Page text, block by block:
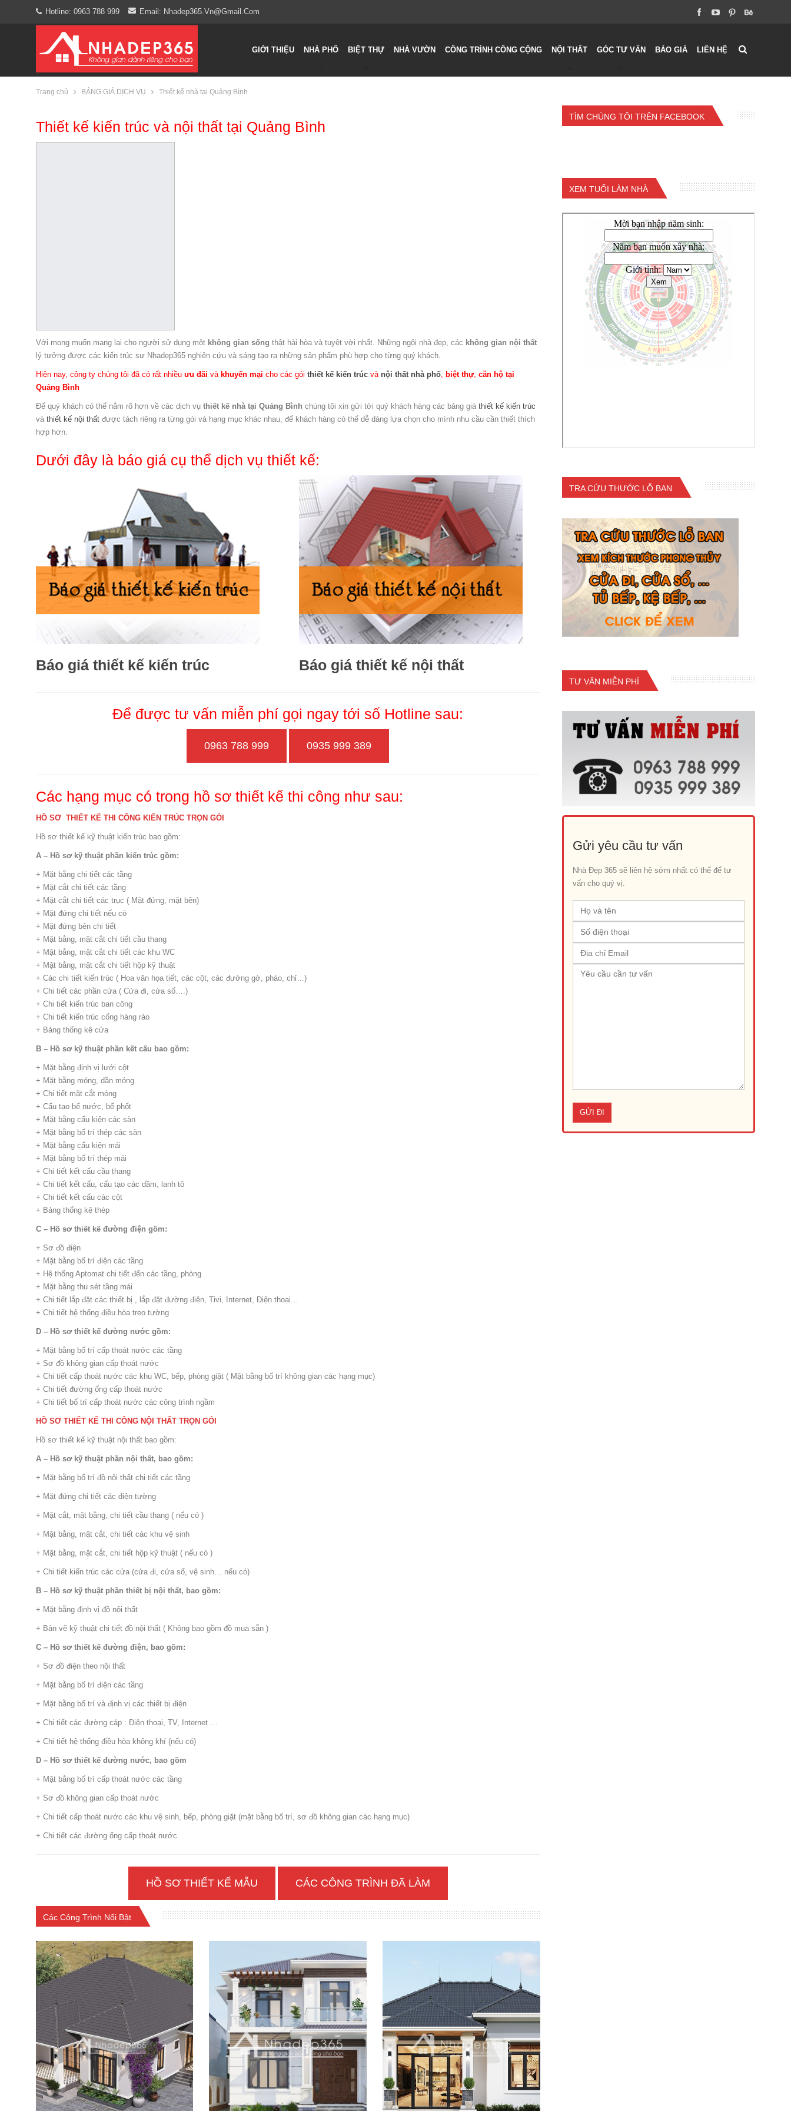
Hotline: 0963 788 999 Email: Nhadep365.vn@gmail.com
GIỚI THIỆU NHÀ PHỐ BIỆT THỰ NHÀ VƯỜN CÔNG TRÌNH CÔNG CỘNG NỘI THẤT GÓC TƯ VẤN BÁO GIÁ LIÊN HỆ
Trang chủ BẢNG GIÁ DỊCH VỤ Thiết kế nhà tại Quảng Bình
Thiết kế kiến trúc và nội thất tại Quảng Bình
Với mong muốn mang lại cho người sử dụng một không gian sống thật hài hòa và tuyệt vời nhất. Những ngôi nhà đẹp, các không gian nội thất
lý tưởng được các kiến trúc sư Nhadep365 nghiên cứu và sáng tạo ra những sản phẩm phù hợp cho từng quý khách.
Hiện nay, công ty chúng tôi đã có rất nhiều ưu đãi và khuyến mại cho các gói thiết kế kiến trúcvà nội thất nhà phố, biệt thự, căn hộ tại
Quảng Bình
Để quý khách có thể nắm rõ hơn về các dịch vụ thiết kế nhà tại Quảng Bình chúng tôi xin gửi tới quý khách hàng các bảng giá thiết kế kiến trúc
và thiết kế nội thấtđược tách riêng ra từng gói và hạng mục khác nhau, để khách hàng có thể dễ dàng lựa chọn cho mình nhu cầu cần thiết thích
hợp hơn.
Dưới đây là báo giá cụ thể dịch vụ thiết kế:
Báo giá thiết kế kiến trúc Báo giá thiết kế nội thất
Để được tư vấn miễn phí gọi ngay tới số Hotline sau:
0963 788 999 0935 999 389
Các hạng mục có trong hồ sơ thiết kế thi công như sau:
HỒ SƠ THIẾT KẾ THI CÔNG KIẾN TRÚC TRỌN GÓI
Hồ sơ thiết kế kỹ thuật kiến trúc bao gồm:
A – Hồ sơ kỹ thuật phần kiến trúc gồm:
+ Mặt bằng chi tiết các tầng
+ Mặt cắt chi tiết các tầng
+ Mặt cắt chi tiết các trục ( Mặt đứng, mặt bên)
+ Mặt đứng chi tiết nếu có
+ Mặt đứng bên chi tiết
+ Mặt bằng, mặt cắt chi tiết cầu thang
+ Mặt bằng, mặt cắt chi tiết các khu WC
+ Mặt bằng, mặt cắt chi tiết hộp kỹ thuật
+ Các chi tiết kiến trúc ( Hoa văn họa tiết, các cột, các đường gờ, phào, chỉ…)
+ Chi tiết các phần cửa ( Cửa đi, cửa sổ….)
+ Chi tiết kiến trúc ban công
+ Chi tiết kiến trúc cổng hàng rào
+ Bảng thống kê cửa
B – Hồ sơ kỹ thuật phần kết cấu bao gồm:
+ Mặt bằng định vị lưới cột
+ Mặt bằng móng, dần móng
+ Chi tiết mặt cắt móng
+ Cấu tạo bể nước, bể phốt
+ Mặt bằng cấu kiện các sàn
+ Mặt bằng bố trí thép các sàn
+ Mặt bằng cấu kiện mái
+ Mặt bằng bố trí thép mái
+ Chi tiết kết cấu cầu thang
+ Chi tiết kết cấu, cấu tạo các dầm, lanh tô
+ Chi tiết kết cấu các cột
+ Bảng thống kê thép
C – Hồ sơ thiết kế đường điện gồm:
+ Sơ đồ điện
+ Mặt bằng bố trí điện các tầng
+ Hệ thống Aptomat chi tiết đến các tầng, phòng
+ Mặt bằng thu sét tầng mái
+ Chi tiết lắp đặt các thiết bị , lắp đặt đường điện, Tivi, Internet, Điện thoại…
+ Chi tiết hệ thống điều hòa treo tường
D – Hồ sơ thiết kế đường nước gồm:
+ Mặt bằng bố trí cấp thoát nước các tầng
+ Sơ đồ không gian cấp thoát nước
+ Chi tiết cấp thoát nước các khu WC, bếp, phòng giặt ( Mặt bằng bố trí không gian các hạng mục)
+ Chi tiết đường ống cấp thoát nước
+ Chi tiết bố trí cấp thoát nước các công trình ngầm
HỒ SƠ THIẾT KẾ THI CÔNG NỘI THẤT TRỌN GÓI
Hồ sơ thiết kế kỹ thuật nội thất bao gồm:
A – Hồ sơ kỹ thuật phần nội thất, bao gồm:
+ Mặt bằng bố trí đồ nội thất chi tiết các tầng
+ Mặt đứng chi tiết các diện tường
+ Mặt cắt, mặt bằng, chi tiết cầu thang ( nếu có )
+ Mặt bằng, mặt cắt, chi tiết các khu vệ sinh
+ Mặt bằng, mặt cắt, chi tiết hộp kỹ thuật ( nếu có )
+ Chi tiết kiến trúc các cửa (cửa đi, cửa sổ, vệ sinh… nếu có)
B – Hồ sơ kỹ thuật phần thiết bị nội thất, bao gồm:
+ Mặt bằng định vị đồ nội thất
+ Bản vẽ kỹ thuật chi tiết đồ nội thất ( Không bao gồm đồ mua sẵn )
C – Hồ sơ thiết kế đường điện, bao gồm:
+ Sơ đồ điện theo nội thất
+ Mặt bằng bố trí điện các tầng
+ Mặt bằng bố trí và định vị các thiết bị điện
+ Chi tiết các đường cáp : Điện thoại, TV, Internet …
+ Chi tiết hệ thống điều hòa không khí (nếu có)
D – Hồ sơ thiết kế đường nước, bao gồm
+ Mặt bằng bố trí cấp thoát nước các tầng
+ Sơ đồ không gian cấp thoát nước
+ Chi tiết cấp thoát nước các khu vệ sinh, bếp, phòng giặt (mặt bằng bố trí, sơ đồ không gian các hạng mục)
+ Chi tiết các đường ống cấp thoát nước
HỒ SƠ THIẾT KẾ MẪU CÁC CÔNG TRÌNH ĐÃ LÀM
Các Công Trình Nổi Bật
TÌM CHÚNG TÔI TRÊN FACEBOOK
XEM TUỔI LÀM NHÀ
TRA CỨU THƯỚC LỖ BAN
TƯ VẤN MIỄN PHÍ
Gửi yêu cầu tư vấn
Nhà Đẹp 365 sẽ liên hệ sớm nhất có thể để tư
vấn cho quý vị.